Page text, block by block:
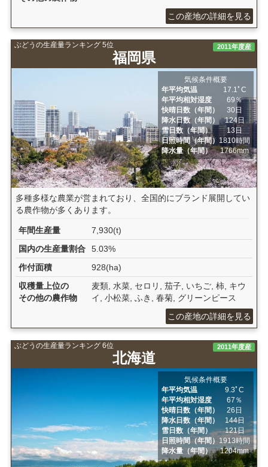
この産地の詳細を見る
ぶどうの生産量ランキング 5位
福岡県
2011年度産
気候条件概要
年平均気温
17.1ﾟC
年平均相対湿度
69％
快晴日数（年間）
30日
降水日数（年間）
124日
雪日数（年間）
13日
日照時間（年間）1810時間
降水量（年間）
1766mm
多種多様な農業が営まれており、全国的にブランド展開してい
る農作物が多くあります。
年間生産量
7,930(t)
国内の生産量割合
5.03%
作付面積
928(ha)
収穫量上位の
その他の農作物
麦類, 水菜, セロリ, 茄子, いちご, 柿, キウ
イ, 小松菜, ふき, 春菊, グリーンピース
この産地の詳細を見る
ぶどうの生産量ランキング 6位
北海道
2011年度産
気候条件概要
年平均気温
9.3ﾟC
年平均相対湿度
67％
快晴日数（年間）
26日
降水日数（年間）
144日
雪日数（年間）
121日
日照時間（年間） 1913時間
降水量（年間）
1204mm